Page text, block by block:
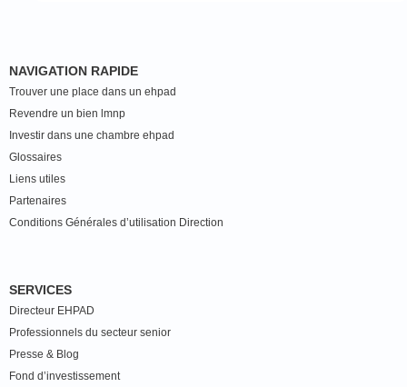
NAVIGATION RAPIDE
Trouver une place dans un ehpad
Revendre un bien lmnp
Investir dans une chambre ehpad
Glossaires
Liens utiles
Partenaires
Conditions Générales d’utilisation Direction
SERVICES
Directeur EHPAD
Professionnels du secteur senior
Presse & Blog
Fond d’investissement